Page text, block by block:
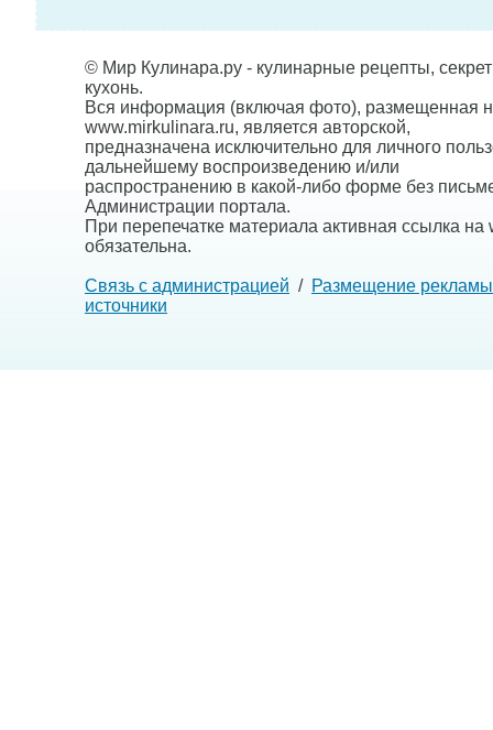
© Мир Кулинара.ру - кулинарные рецепты,
кухонь.
Вся информация (включая фото), размещенная
www.mirkulinara.ru, является авторской,
предназначена исключительно для личного
дальнейшему воспроизведению и/или
распространению в какой-либо форме без
Администрации портала.
При перепечатке материала активная ссылка на
обязательна.
Связь с администрацией / Размещение рекламы
источники